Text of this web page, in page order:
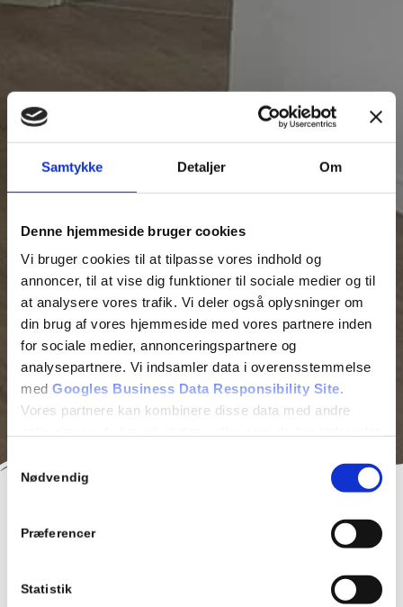
Samtykke Detaljer Om
Denne hjemmeside bruger cookies
Vi bruger cookies til at tilpasse vores indhold og
annoncer, til at vise dig funktioner til sociale medier og til
at analysere vores trafik. Vi deler også oplysninger om
din brug af vores hjemmeside med vores partnere inden
for sociale medier, annonceringspartnere og
analysepartnere. Vi indsamler data i overensstemmelse
med Googles Business Data Responsibility Site.
Vores partnere kan kombinere disse data med andre
Samtykkevalg
Nødvendig
Præferencer
Statistik
Malerarbejde tilpasset dine
Leder du efter en maler til dit malerprojekt? Hos Solkær